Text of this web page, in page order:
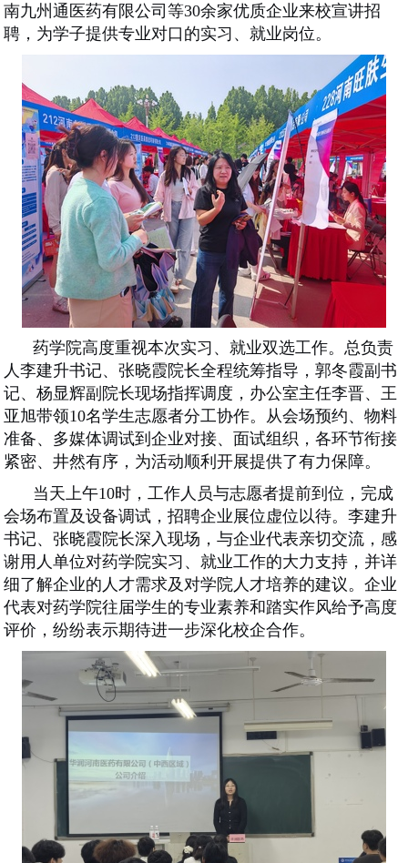
南九州通医药有限公司等30余家优质企业来校宣讲招
聘，为学子提供专业对口的实习 、 就业岗位。
药学院高度重视本次实习 、 就业双选工作。总负责
人李建升书记、张晓霞院长全程统筹指导，郭冬霞副书
记、杨显辉副院长现场指挥调度，办公室主任李晋、王
亚旭带领10名学生志愿者分工协作。从会场预约、物料
准备、多媒体调试到企业对接、面试组织，各环节衔接
紧密、井然有序，为活动顺利开展提供了有力保障。
当天上午10时，工作人员与志愿者提前到位，完成
会场布置及设备调试，招聘企业展位虚位以待。李建升
书记、张晓霞院长深入现场，与企业代表亲切交流，感
谢用人单位对药学院实习 、 就业工作的大力支持，并详
细了解企业的人才需求及对学院人才培养的建议。企业
代表对药学院往届学生的专业素养和踏实作风给予高度
评价，纷纷表示期待进一步深化校企合作。